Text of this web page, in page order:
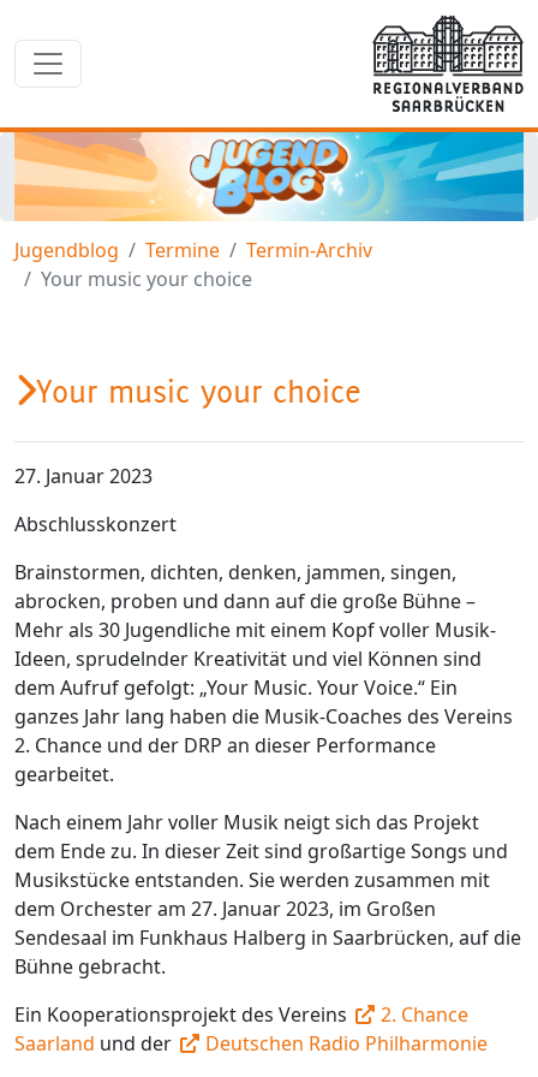
Jugendblog Termine
Termin-Archiv
Your music your choice
Your music your choice
27. Januar 2023
Abschlusskonzert
Brainstormen, dichten, denken, jammen, singen,
abrocken, proben und dann auf die große Bühne –
Mehr als 30 Jugendliche mit einem Kopf voller Musik-
Ideen, sprudelnder Kreativität und viel Können sind
dem Aufruf gefolgt: „Your Music. Your Voice.“ Ein
ganzes Jahr lang haben die Musik-Coaches des Vereins
2. Chance und der DRP an dieser Performance
gearbeitet.
Nach einem Jahr voller Musik neigt sich das Projekt
dem Ende zu. In dieser Zeit sind großartige Songs und
Musikstücke entstanden. Sie werden zusammen mit
dem Orchester am 27. Januar 2023, im Großen
Sendesaal im Funkhaus Halberg in Saarbrücken, auf die
Bühne gebracht.
Ein Kooperationsprojekt des Vereins
2. Chance
Saarland und der Deutschen Radio Philharmonie